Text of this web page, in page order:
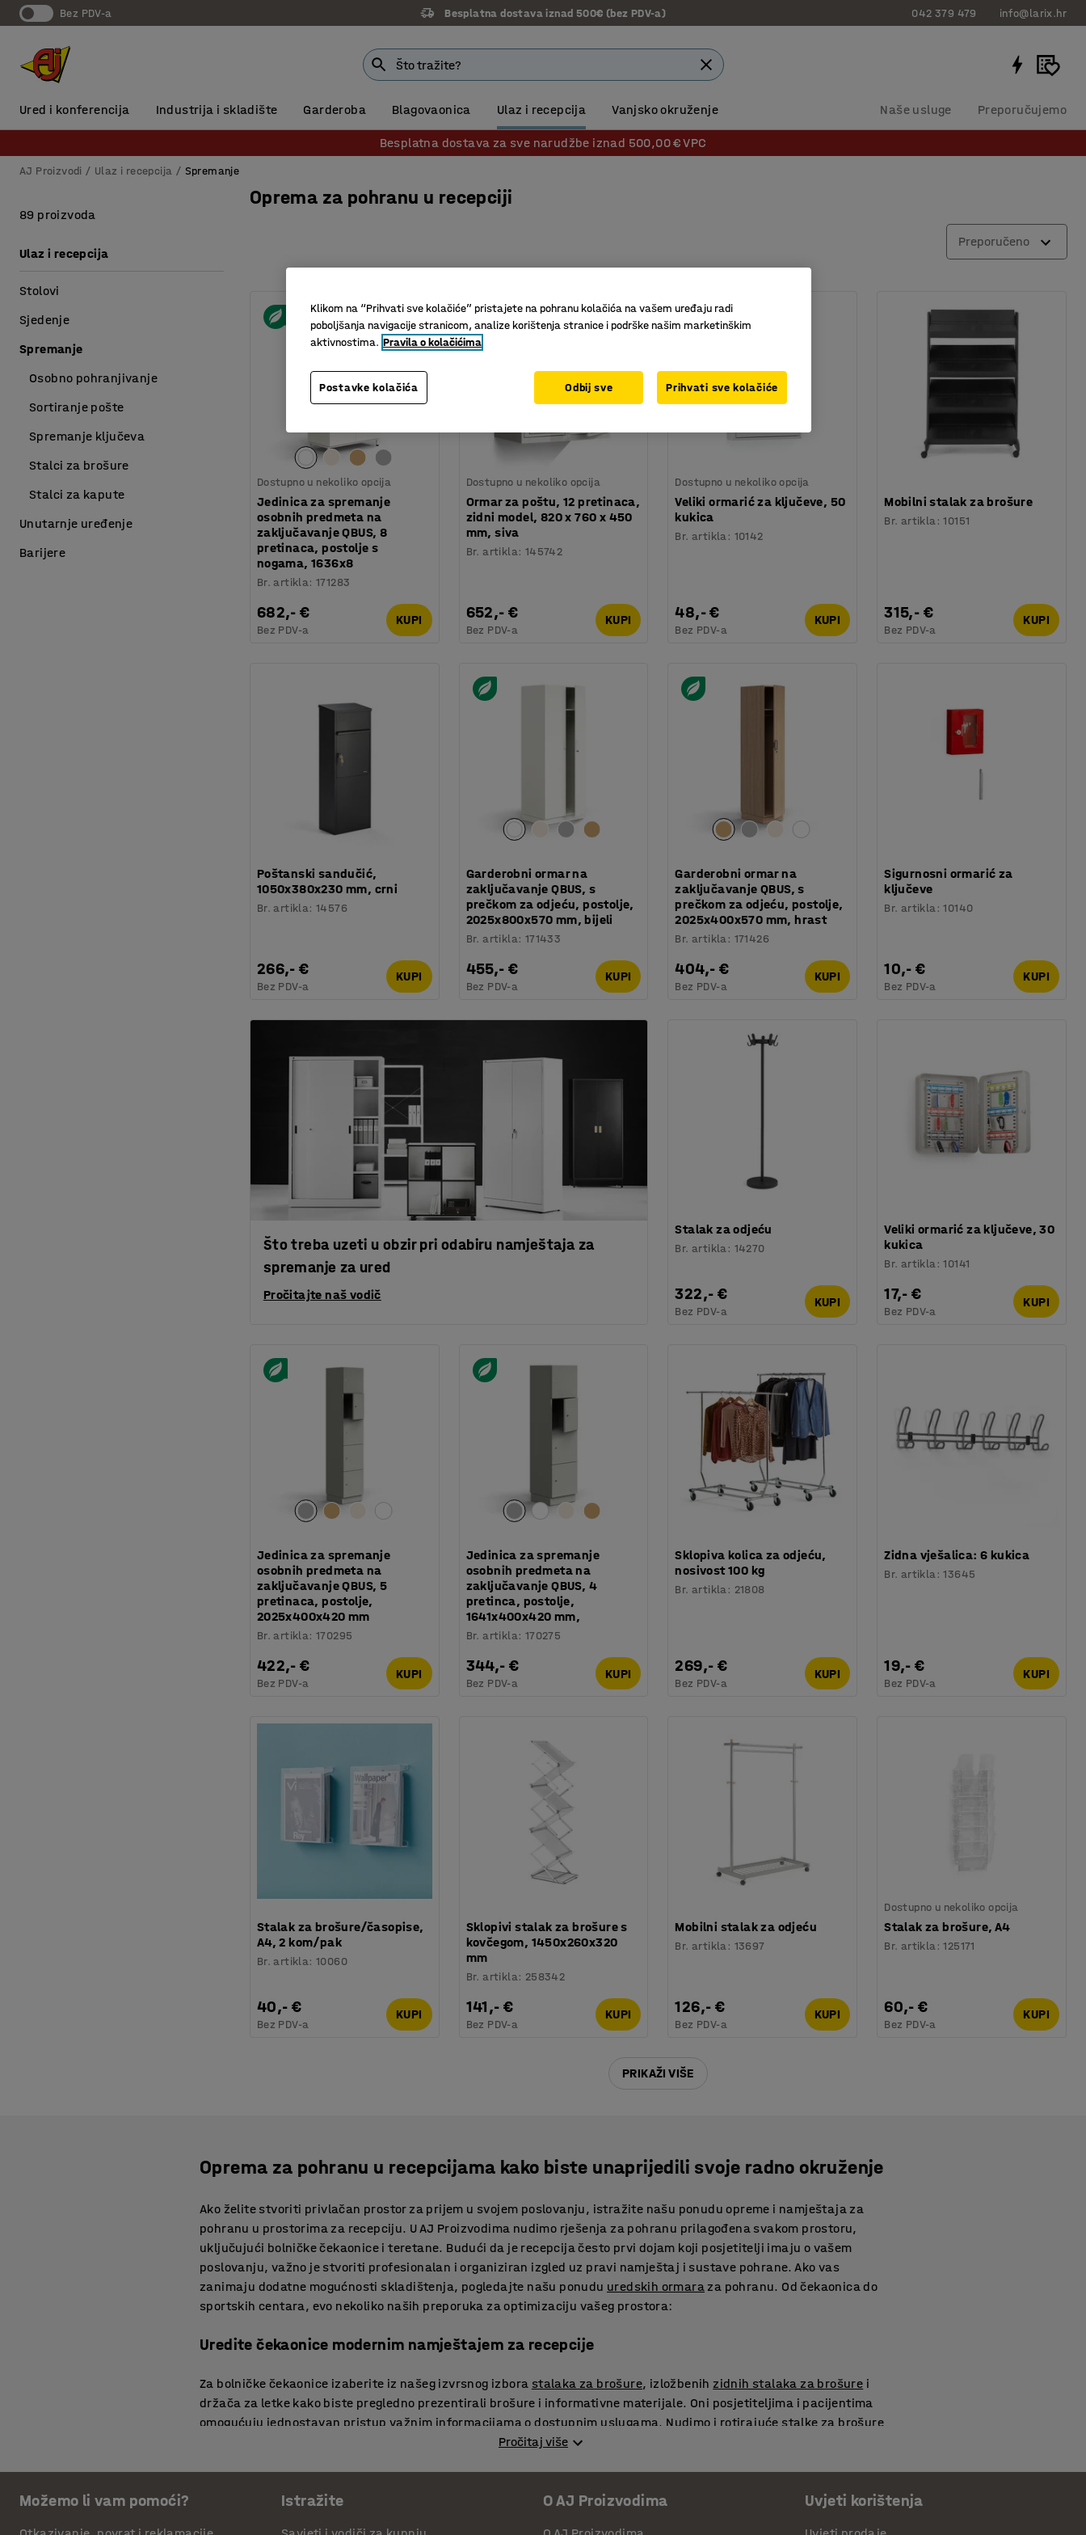
Bez PDV-a Besplatna dostava iznad 500€ (bez PDV-a) 042 379 479 info@larix.hr
Ured i konferencija Industrija i skladište Garderoba Blagovaonica Ulaz i recepcija Vanjsko okruženje Naše usluge Preporučujemo
Besplatna dostava za sve narudžbe iznad 500,00 € VPC
AJ Proizvodi Ulaz i recepcija Spremanje
Oprema za pohranu u recepciji
Preporučeno
Dostupno u nekoliko opcija
Jedinica za spremanje
osobnih predmeta na
zaključavanje QBUS, 8
pretinaca, postolje s
nogama, 1636x8
Br. artikla:171283
682,- €
Bez PDV-a
KUPI
Dostupno u nekoliko opcija
Ormar za poštu, 12 pretinaca,
zidni model, 820 x 760 x 450
mm, siva
Br. artikla: 145742
652,- €
Bez PDV-a
KUPI
Dostupno u nekoliko opcija
Veliki ormarić za ključeve, 50
kukica
Br. artikla: 10142
48,- €
Bez PDV-a
KUPI
Mobilni stalak za brošure
Br. artikla:10151
315,- €
Bez PDV-a
KUPI
Poštanski sandučić,
1050x380x230 mm, crni
Br. artikla:14576
266,- €
Bez PDV-a
KUPI
Garderobni ormar na
zaključavanje QBUS, s
prečkom za odjeću, postolje,
2025x800x570 mm, bijeli
Br. artikla: 171433
455,- €
Bez PDV-a
KUPI
Garderobni ormar na
zaključavanje QBUS, s
prečkom za odjeću, postolje,
2025x400x570 mm, hrast
Br. artikla: 171426
404,- €
Bez PDV-a
KUPI
Sigurnosni ormarić za
ključeve
Br. artikla:10140
10,- €
Bez PDV-a
KUPI
Što treba uzeti u obzir pri odabiru namještaja za
spremanje za ured
Pročitajte naš vodič
Stalak za odjeću
Br. artikla: 14270
322,- €
Bez PDV-a
KUPI
Veliki ormarić za ključeve, 30
kukica
Br. artikla:10141
17,- €
Bez PDV-a
KUPI
Jedinica za spremanje
osobnih predmeta na
zaključavanje QBUS, 5
pretinaca, postolje,
2025x400x420 mm
Br. artikla:170295
422,- €
Bez PDV-a
KUPI
Jedinica za spremanje
osobnih predmeta na
zaključavanje QBUS, 4
pretinca, postolje,
1641x400x420 mm,
Br. artikla: 170275
344,- €
Bez PDV-a
KUPI
Sklopiva kolica za odjeću,
nosivost 100 kg
Br. artikla: 21808
269,- €
Bez PDV-a
KUPI
Zidna vješalica: 6 kukica
Br. artikla:13645
19,- €
Bez PDV-a
KUPI
Stalak za brošure/časopise,
A4, 2 kom/pak
Br. artikla:10060
40,- €
Bez PDV-a
KUPI
Sklopivi stalak za brošure s
kovčegom, 1450x260x320
mm
Br. artikla: 258342
141,- €
Bez PDV-a
KUPI
Mobilni stalak za odjeću
Br. artikla: 13697
126,- €
Bez PDV-a
KUPI
Dostupno u nekoliko opcija
Stalak za brošure, A4
Br. artikla:125171
60,- €
Bez PDV-a
KUPI
PRIKAŽI VIŠE
89 proizvoda
Ulaz i recepcija
Stolovi
Sjedenje
Spremanje
Osobno pohranjivanje
Sortiranje pošte
Spremanje ključeva
Stalci za brošure
Stalci za kapute
Unutarnje uređenje
Barijere
Oprema za pohranu u recepcijama kako biste unaprijedili svoje radno okruženje
Ako želite stvoriti privlačan prostor za prijem u svojem poslovanju, istražite našu ponudu opreme i namještaja za
pohranu u prostorima za recepciju. U AJ Proizvodima nudimo rješenja za pohranu prilagođena svakom prostoru,
uključujući bolničke čekaonice i teretane. Budući da je recepcija često prvi dojam koji posjetitelji imaju o vašem
poslovanju, važno je stvoriti profesionalan i organiziran izgled uz pravi namještaj i sustave pohrane. Ako vas
zanimaju dodatne mogućnosti skladištenja, pogledajte našu ponudu uredskih ormara za pohranu. Od čekaonica do
sportskih centara, evo nekoliko naših preporuka za optimizaciju vašeg prostora:
Uredite čekaonice modernim namještajem za recepcije
Za bolničke čekaonice izaberite iz našeg izvrsnog izbora stalaka za brošure, izložbenih zidnih stalaka za brošure i
držača za letke kako biste pregledno prezentirali brošure i informativne materijale. Oni posjetiteljima i pacijentima
omogućuju jednostavan pristup važnim informacijama o dostupnim uslugama. Nudimo i rotirajuće stalke za brošure
koji štede prostor, a istovremeno su praktični i vizualno atraktivni. Osim toga, naš elegantan izbor
Sigurna rješenja za pohranu opreme u teretanama
Pročitaj više
Možemo li vam pomoći? Istražite O AJ Proizvodima Uvjeti korištenja
Klikom na “Prihvati sve kolačiće” pristajete na pohranu kolačića na vašem uređaju radi
poboljšanja navigacije stranicom, analize korištenja stranice i podrške našim marketinškim
aktivnostima. Pravila o kolačićima
Postavke kolačića Odbij sve Prihvati sve kolačiće